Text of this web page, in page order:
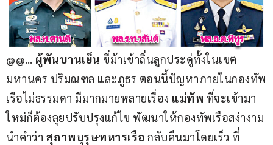
@@… ผู้พันบานเย็น ขี่ม้าเข้าถิ่นลูกประดู่ทั้งในเขต
มหานคร ปริมณฑล และภูธร ตอนนี้ปัญหาภายในกองทัพ
เรือไม่ธรรมดา มีมากมายหลายเรื่อง แม่ทัพ ที่จะเข้ามา
ใหม่ก็ต้องลุยปรับปรุงแก้ไข พัฒนาให้กองทัพเรือสง่างาม
นำคำว่า สุภาพบุรุษทหารเรือ กลับคืนมาโดยเร็ว ที่